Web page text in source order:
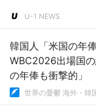
U-1 NEWS
韓国人「米国の年
WBC2026出場国
の年俸も衝撃的」
世界の憂鬱 海外・韓